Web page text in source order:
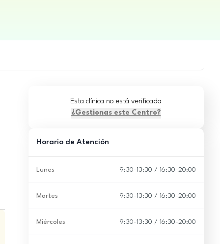
Esta clínica no está verificada
¿Gestionas este Centro?
Horario de Atención
Lunes 9:30-13:30 / 16:30-20:00
Martes 9:30-13:30 / 16:30-20:00
Miércoles 9:30-13:30 / 16:30-20:00